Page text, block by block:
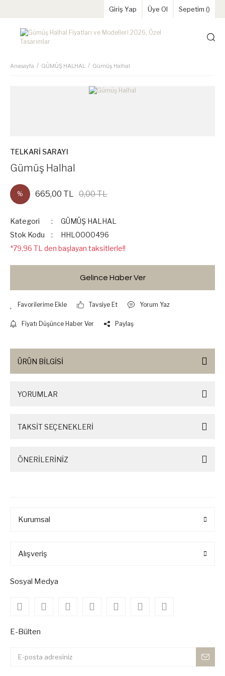
Giriş Yap Üye Ol Sepetim ()
Anasayfa GÜMÜŞ HALHAL Gümüş Halhal
TELKARİ SARAYI
Gümüş Halhal
% 665,00 TL 0,00 TL
Kategori
GÜMÜŞ HALHAL
Stok Kodu
HHL0000496
*79,96 TL den başlayan taksitlerle!!
Gelince Haber Ver
Tavsiye Et Yorum Yaz
Fiyatı Düşünce Haber Ver Paylaş
ÜRÜN BİLGİSİ
YORUMLAR
TAKSİT SEÇENEKLERİ
ÖNERİLERİNİZ
Kurumsal
Alışveriş
Sosyal Medya
E-Bülten